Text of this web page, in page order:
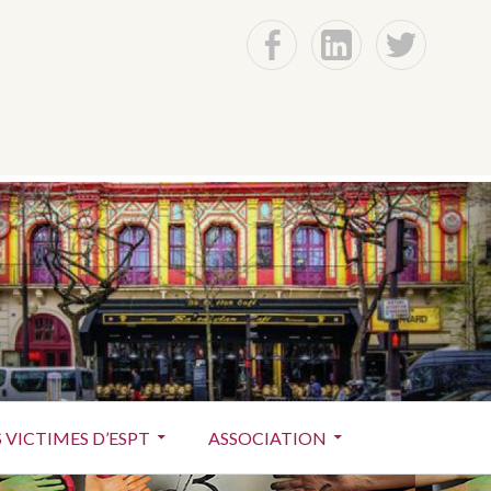
f Lin t
du terrorisme
D’ESPT ASSOCIATION